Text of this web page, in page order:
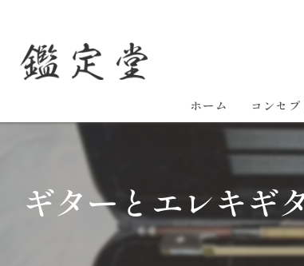
ホーム コンセプ
ギターとエレキギ